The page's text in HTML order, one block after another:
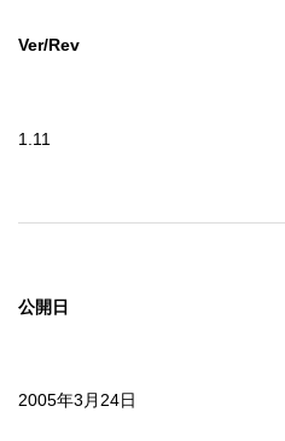
Ver/Rev
1.11
公開日
2005年3月24日